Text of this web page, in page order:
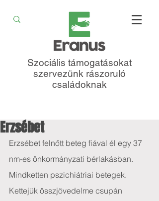
Szociális támogatásokat
szervezünk rászoruló
családoknak
Erzsébet
Erzsébet felnőtt beteg fiával él egy 37
nm-es önkormányzati bérlakásban.
Mindketten pszichiátriai betegek.
Kettejük összjövedelme csupán